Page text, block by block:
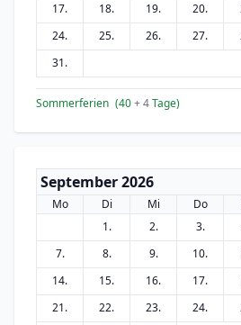
17.
18. 19. 20.
24.
25. 26. 27.
31.
Sommerferien (40+ 4Tage)
September 2026
Mo Di Mi Do
1.
2. 3.
7.
8. 9. 10.
14.
15. 16. 17.
21.
22. 23. 24.